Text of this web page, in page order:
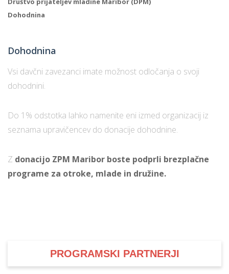
Dohodnina
Dohodnina
Vsi davčni zavezanci imate možnost odločanja o svoji
dohodnini.
Do 1% odstotka lahko namenite eni izmed organizacij iz
seznama upravičencev do donacije dohodnine.
Z donacijo ZPM Maribor boste podprli brezplačne
programe za otroke, mlade in družine.
PROGRAMSKI PARTNERJI